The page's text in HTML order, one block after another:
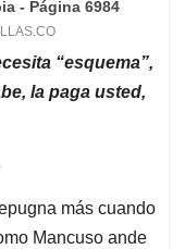
“esquema”,
la paga usted,
más cuando
Mancuso ande